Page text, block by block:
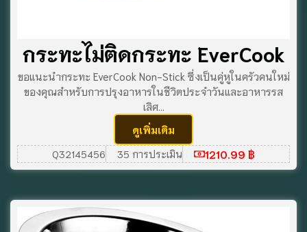
กระทะไม่ติดกระทะ EverCook
ขอแนะนํากระทะ EverCook Non-Stick ซึ่งเป็นคู่หูในครัวคนใหม่
ของคุณสําหรับการปรุงอาหารในชีวิตประจําวันและอาหารรส
เลิศ...
ดูเพิ่มเติม
Q32145456 35 การประเมิน 1210.99 ฿